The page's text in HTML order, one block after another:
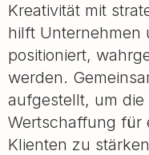
Kreativität mit
hilft Unternehmen
positioniert,
werden.
aufgestellt, um
Wertschaffung für
Klienten zu